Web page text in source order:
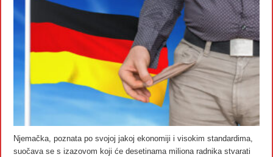
Njemačka, poznata po svojoj jakoj ekonomiji i visokim standardima,
suočava se s izazovom koji će desetinama miliona radnika stvarati